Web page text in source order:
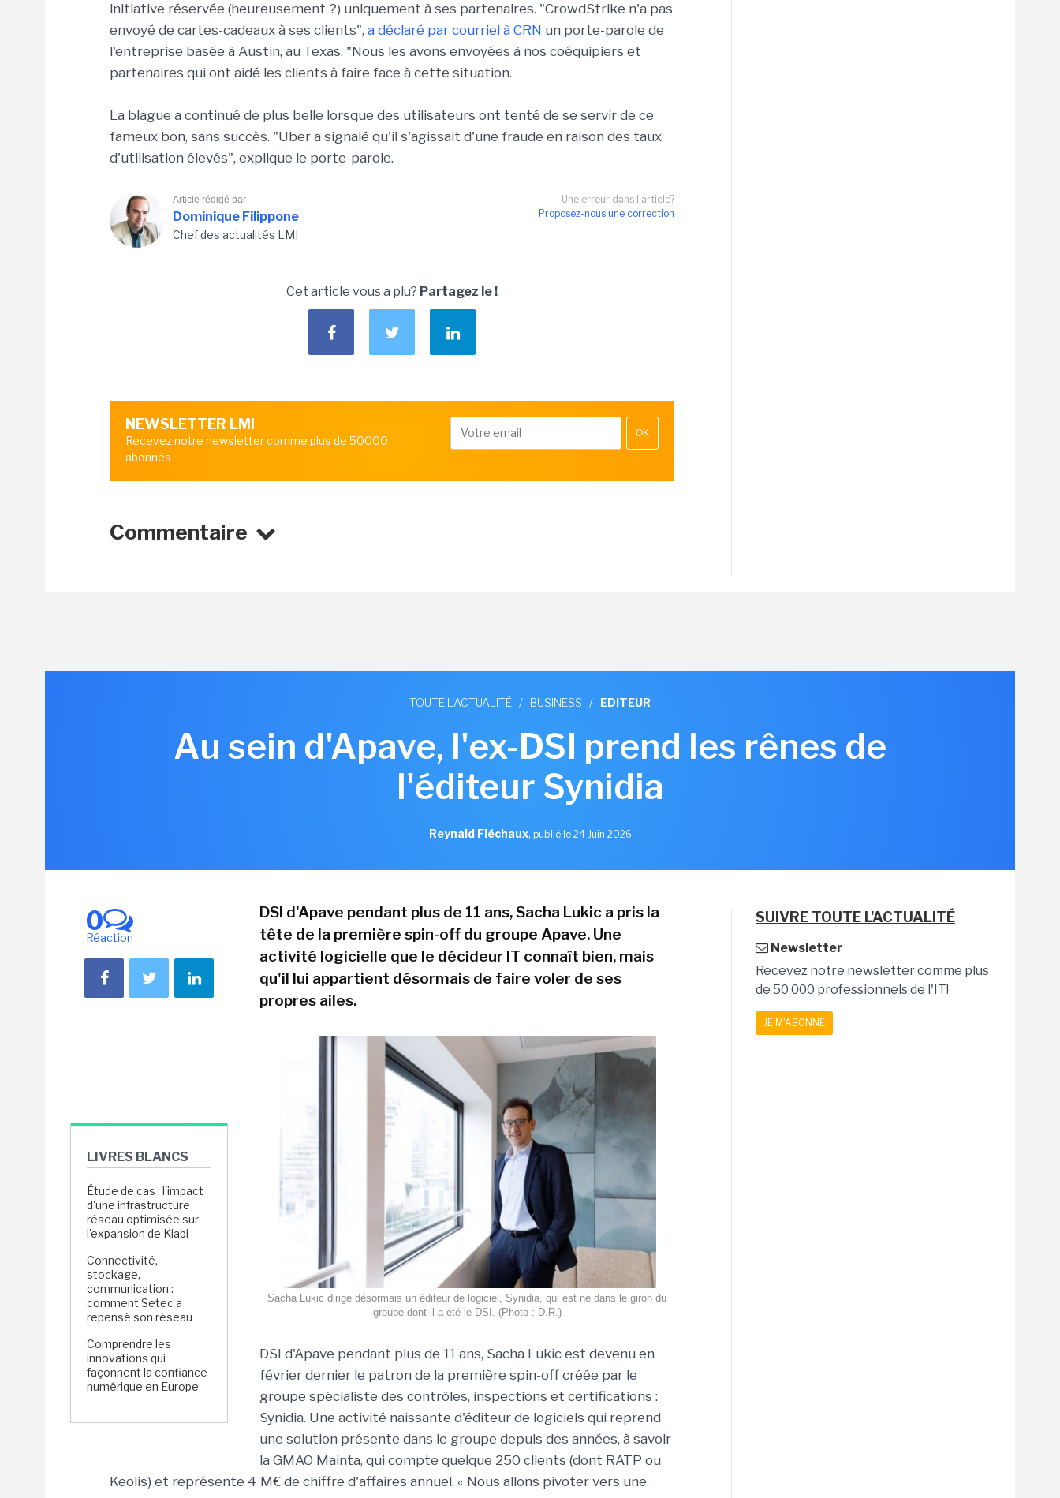
initiative réservée (heureusement ?) uniquement à ses partenaires. "CrowdStrike n'a pas
envoyé de cartes-cadeaux à ses clients", a déclaré par courriel à CRN un porte-parole de
l'entreprise basée à Austin, au Texas. "Nous les avons envoyées à nos coéquipiers et
partenaires qui ont aidé les clients à faire face à cette situation.
La blague a continué de plus belle lorsque des utilisateurs ont tenté de se servir de ce
fameux bon, sans succès. "Uber a signalé qu'il s'agissait d'une fraude en raison des taux
d'utilisation élevés", explique le porte-parole.
Une erreur dans l'article?
Proposez-nous une correction
Article rédigé par
Dominique Filippone
Chef des actualités LMI
Cet article vous a plu? Partagez le !
NEWSLETTER LMI
Recevez notre newsletter comme plus de 50000
abonnés
OK
Commentaire
TOUTE L'ACTUALITÉ / BUSINESS / EDITEUR
Au sein d'Apave, l'ex-DSI prend les rênes de
l'éditeur Synidia
Reynald Fléchaux, publié le 24 Juin 2026
0
Réaction
LIVRES BLANCS
Étude de cas : l'impact
d'une infrastructure
réseau optimisée sur
l'expansion de Kiabi
Connectivité,
stockage,
communication :
comment Setec a
repensé son réseau
Comprendre les
innovations qui
façonnent la confiance
numérique en Europe
DSI d'Apave pendant plus de 11 ans, Sacha Lukic a pris la
tête de la première spin-off du groupe Apave. Une
activité logicielle que le décideur IT connaît bien, mais
qu'il lui appartient désormais de faire voler de ses
propres ailes.
Sacha Lukic dirige désormais un éditeur de logiciel, Synidia, qui est né dans le giron du
groupe dont il a été le DSI. (Photo : D.R.)
DSI d'Apave pendant plus de 11 ans, Sacha Lukic est devenu en
février dernier le patron de la première spin-off créée par le
groupe spécialiste des contrôles, inspections et certifications :
Synidia. Une activité naissante d'éditeur de logiciels qui reprend
une solution présente dans le groupe depuis des années, à savoir
la GMAO Mainta, qui compte quelque 250 clients (dont RATP ou
Keolis) et représente 4 M€ de chiffre d'affaires annuel. « Nous allons pivoter vers une
SUIVRE TOUTE L'ACTUALITÉ
Newsletter
Recevez notre newsletter comme plus
de 50 000 professionnels de l'IT!
JE M'ABONNE